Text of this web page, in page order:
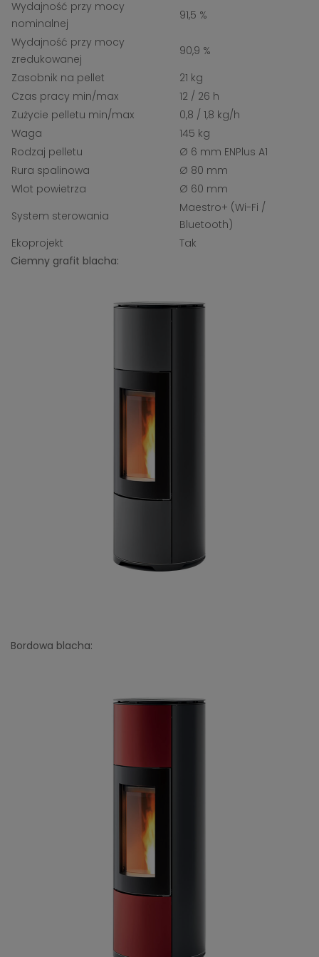
Wydajność przy mocy
nominalnej
91,5 %
Wydajność przy mocy
zredukowanej
90,9 %
Zasobnik na pellet
21 kg
Czas pracy min/max
12 / 26 h
Zużycie pelletu min/max
0,8 / 1,8 kg/h
Waga
145 kg
Rodzaj pelletu
Ø 6 mm ENPlus A1
Rura spalinowa
Ø 80 mm
Wlot powietrza
Ø 60 mm
System sterowania
Maestro+ (Wi-Fi /
Bluetooth)
Ekoprojekt
Tak
Ciemny grafit blacha:
Bordowa blacha: